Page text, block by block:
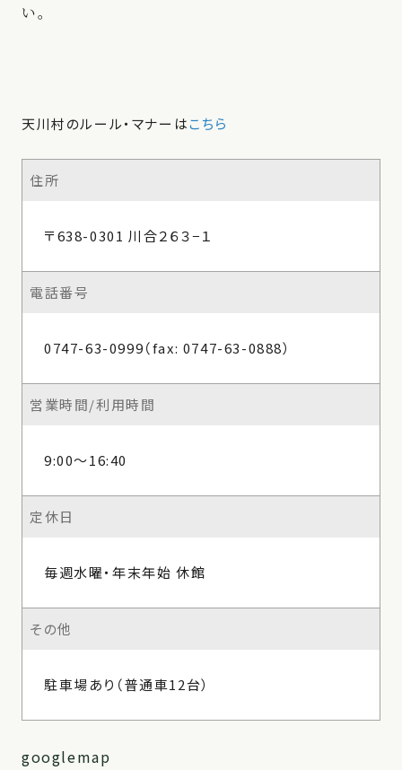
い。
天川村のルール・マナーはこちら
住所
〒638-0301 川合２６３−１
電話番号
0747-63-0999（fax: 0747-63-0888）
営業時間/利用時間
9:00〜16:40
定休日
毎週水曜・年末年始 休館
その他
駐車場あり（普通車12台）
googlemap